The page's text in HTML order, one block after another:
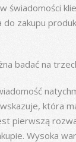
świadomości
do zakupu
badać na
która
pierwszą
Wysoka